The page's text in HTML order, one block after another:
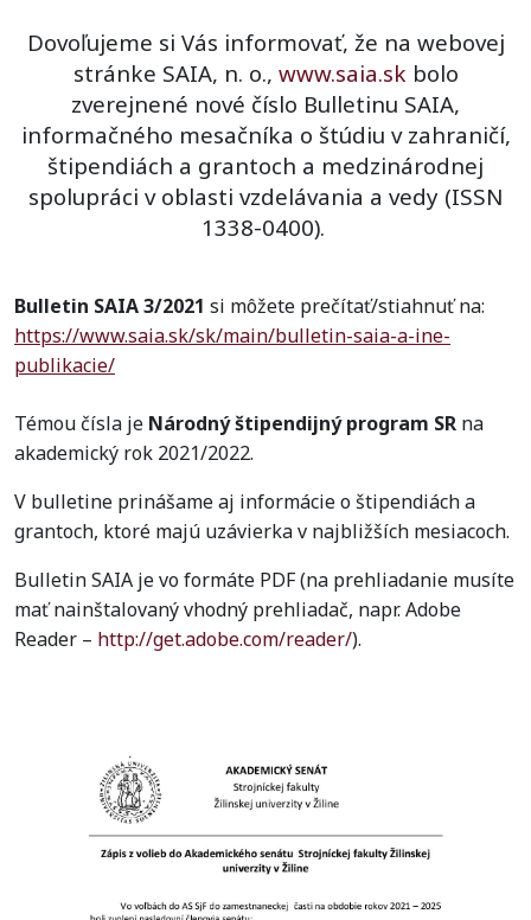
Dovoľujeme si Vás informovať, že na webovej
stránke SAIA, n. o., www.saia.sk bolo
zverejnené nové číslo Bulletinu SAIA,
informačného mesačníka o štúdiu v zahraničí,
štipendiách a grantoch a medzinárodnej
spolupráci v oblasti vzdelávania a vedy (ISSN
1338-0400).
Bulletin SAIA 3/2021 si môžete prečítať/stiahnuť na:
https://www.saia.sk/sk/main/bulletin-saia-a-ine-
publikacie/
Témou čísla je Národný štipendijný program SR na
akademický rok 2021/2022.
V bulletine prinášame aj informácie o štipendiách a
grantoch, ktoré majú uzávierka v najbližších mesiacoch.
Bulletin SAIA je vo formáte PDF (na prehliadanie musíte
mať nainštalovaný vhodný prehliadač, napr. Adobe
Reader – http://get.adobe.com/reader/).